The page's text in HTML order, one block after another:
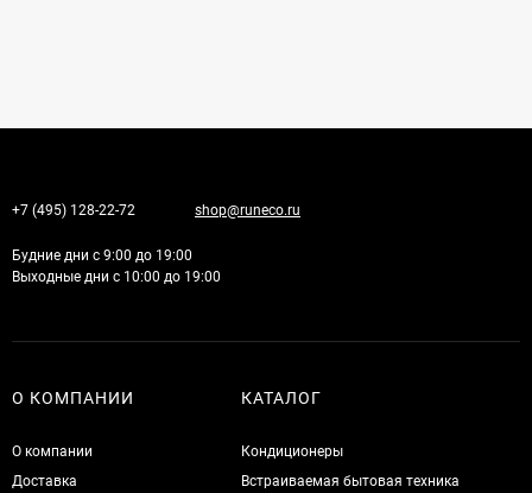
+7 (495) 128-22-72 shop@runeco.ru
Будние дни с 9:00 до 19:00
Выходные дни с 10:00 до 19:00
О КОМПАНИИ
О компании
Доставка
КАТАЛОГ
Кондиционеры
Встраиваемая бытовая техника